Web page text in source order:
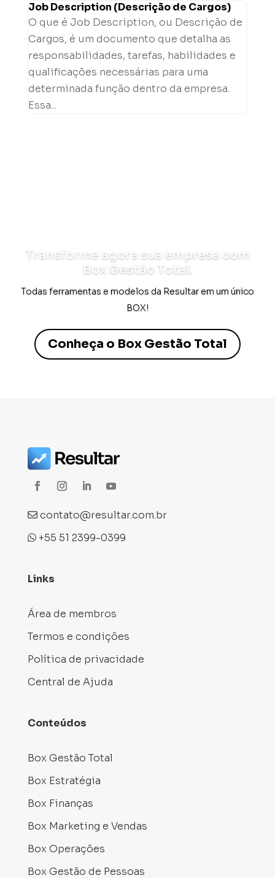
Job Description (Descrição de Cargos)
O que é Job Description, ou Descrição de
Cargos, é um documento que detalha as
responsabilidades, tarefas, habilidades e
qualificações necessárias para uma
determinada função dentro da empresa.
Essa...
Transforme agora sua empresa com
Box Gestão Total.
Todas ferramentas e modelos da Resultar em um único
BOX!
Conheça o Box Gestão Total
contato@resultar.com.br
+55 51 2399-0399
Links
Área de membros
Termos e condições
Política de privacidade
Central de Ajuda
Conteúdos
Box Gestão Total
Box Estratégia
Box Finanças
Box Marketing e Vendas
Box Operações
Box Gestão de Pessoas